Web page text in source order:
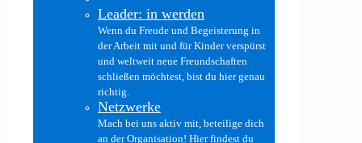
Leader: in werden
Wenn du Freude und Begeisterung in
der Arbeit mit und für Kinder verspürst
und weltweit neue Freundschaften
schließen möchtest, bist du hier genau
richtig.
Netzwerke
Mach bei uns aktiv mit, beteilige dich
an der Organisation! Hier findest du